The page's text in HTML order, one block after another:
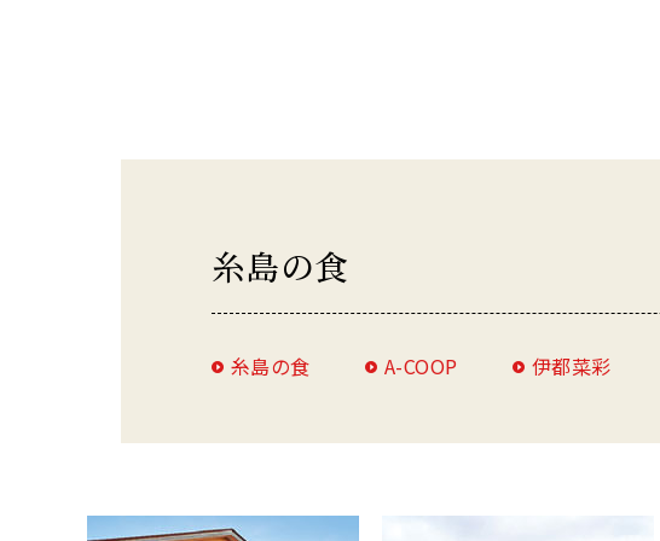
糸島の食
糸島の食 A-COOP 伊都菜彩